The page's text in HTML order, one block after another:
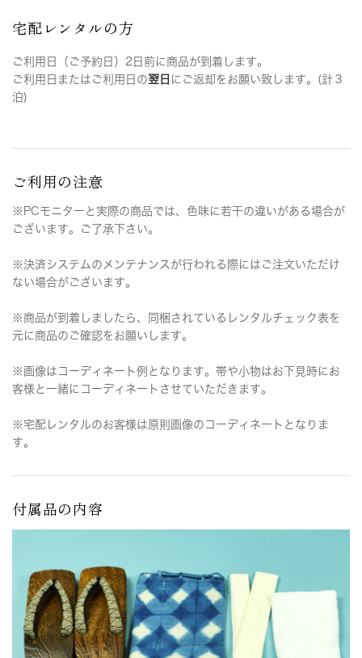
宅配レンタルの方
ご利用日（ご予約日）2日前に商品が到着します。
ご利用日またはご利用日の翌日 にご返却をお願い致します。(計３
泊)
ご利用の注意
※PCモニターと実際の商品では、色味に若干の違いがある場合が
ございます。ご了承下さい。
※決済システムのメンテナンスが行われる際にはご注文いただけ
ない場合がございます。
※商品が到着しましたら、同梱されているレンタルチェック表を
元に商品のご確認をお願いします。
※画像はコーディネート例となります。帯や小物はお下見時にお
客様と一緒にコーディネートさせていただきます。
※宅配レンタルのお客様は原則画像のコーディネートとなりま
す。
付属品の内容